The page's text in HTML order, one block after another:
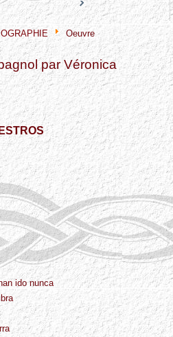
Oeuvre
par Véronica
ido nunca